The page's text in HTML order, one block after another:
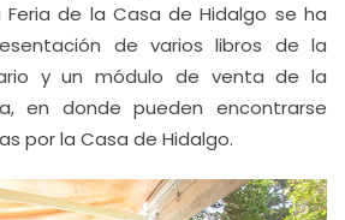
de la Casa de Hidalgo se ha
de varios libros de la
y un módulo de venta de la
en donde pueden encontrarse
por la Casa de Hidalgo.